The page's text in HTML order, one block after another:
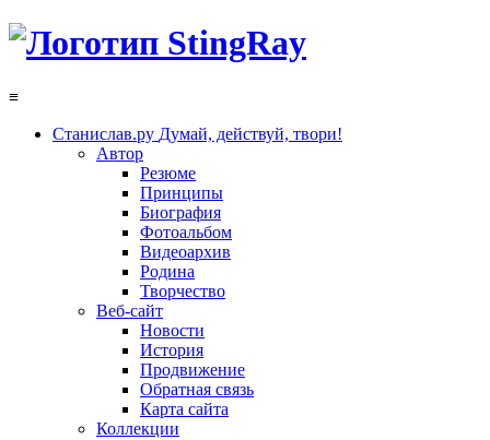
≡
Станислав.ру Думай, действуй, твори!
Автор
Резюме
Принципы
Биография
Фотоальбом
Видеоархив
Родина
Творчество
Веб-сайт
Новости
История
Продвижение
Обратная связь
Карта сайта
Коллекции